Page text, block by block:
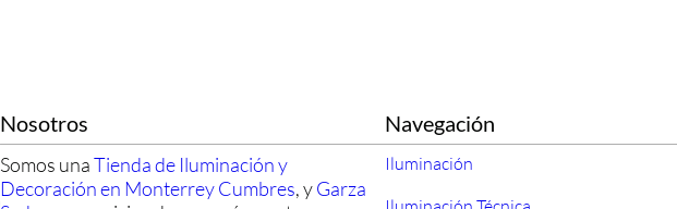
Nosotros
Somos unaTienda de Iluminación y
Decoración en Monterrey Cumbres, yGarza
Navegación
Iluminación